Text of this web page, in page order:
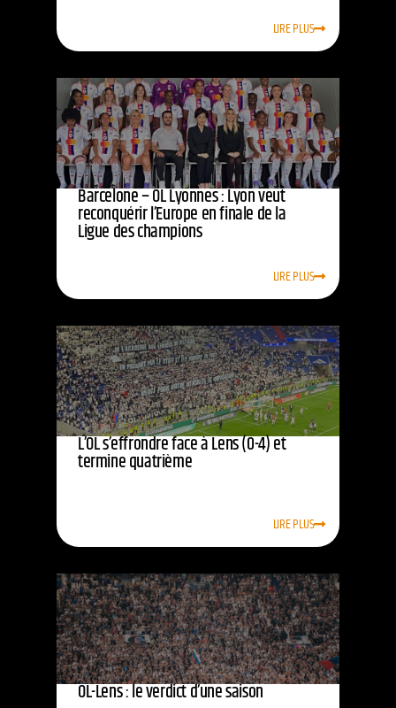
LIRE PLUS
Barcelone – OL Lyonnes : Lyon veut
reconquérir l’Europe en finale de la
Ligue des champions
LIRE PLUS
L’OL s’effrondre face à Lens (0-4) et
termine quatrième
LIRE PLUS
OL-Lens : le verdict d’une saison